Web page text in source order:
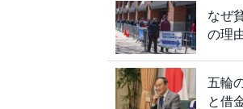
なぜ
の理
五輪
と借